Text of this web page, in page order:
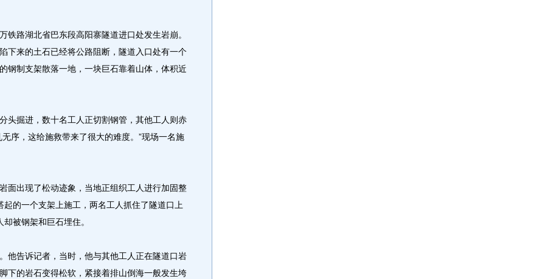
湖北省巴东段高阳寨隧道进口处发生岩崩。
下来的土石已经将公路阻断，隧道入口处有一个
钢制支架散落一地，一块巨石靠着山体，体积近
掘进，数十名工人正切割钢管，其他工人则赤
序，这给施救带来了很大的难度。”现场一名施
出现了松动迹象，当地正组织工人进行加固整
的一个支架上施工，两名工人抓住了隧道口上
被钢架和巨石埋住。
告诉记者，当时，他与其他工人正在隧道口岩
下的岩石变得松软，紧接着排山倒海一般发生垮